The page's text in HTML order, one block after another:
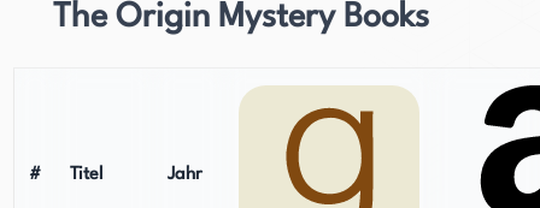
Veröffentlichung seines vierten Romans,
Departure, fort, in dem die Überlebenden eines
Fluges, der in einer veränderten Welt notlandet,
geschildert werden. Dieses Buch wurde von
The Origin Mystery Books
# Titel Jahr